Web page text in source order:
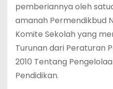
pemberiannya oleh
amanah Permendikbud
Komite Sekolah yang
Turunan dari Peraturan
2010 Tentang
Pendidikan.